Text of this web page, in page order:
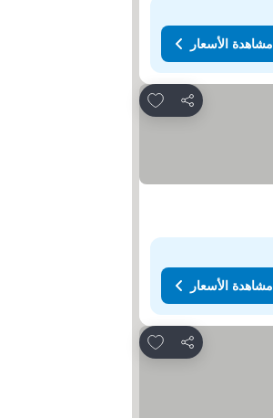
مشاهدة الأسعار
مشاركة
Add to favorites
مشاهدة الأسعار
مشاركة
Add to favorites